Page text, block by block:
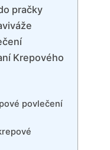
pračky
Krepového
povlečení